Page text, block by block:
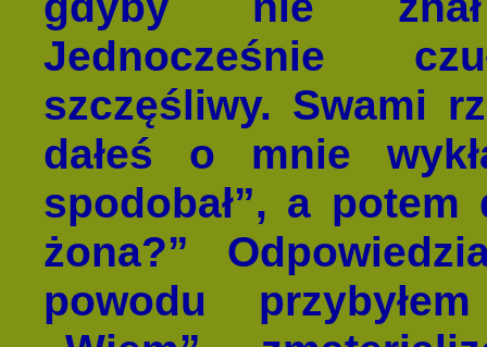
Jednocześnie
szczęśliwy. Swami
dałeś o mnie
spodobał”, a
żona?”
powodu